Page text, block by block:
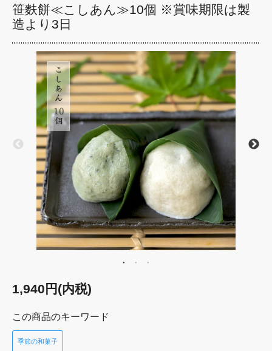
笹麩餅≪こしあん≫10個 ※賞味期限は製
造より3日
1,940円(内税)
この商品のキーワード
季節の和菓子